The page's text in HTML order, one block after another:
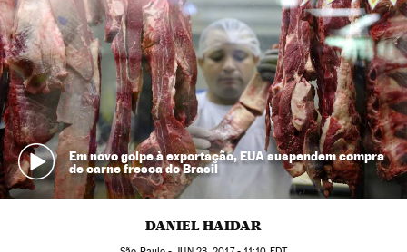
Em novo golpe à exportação, EUA suspendem compra
de carne fresca do Brasil
DANIEL HAIDAR